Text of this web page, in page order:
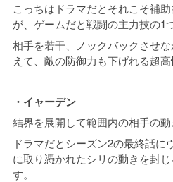
こっちはドラマだとそれこそ補
が、ゲームだと戦闘の主力技の1
相手を若干、ノックバックさせ
えて、敵の防御力も下げれる超高
・イャーデン
結界を展開して範囲内の相手の動
ドラマだとシーズン2の最終話に
に取り憑かれたシリの動きを封
す。